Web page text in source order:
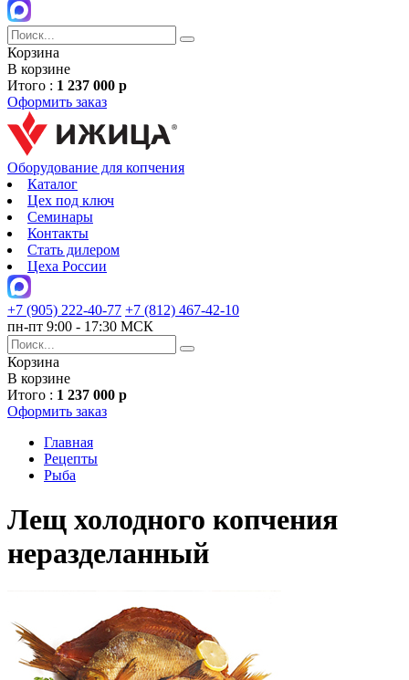
Корзина
В корзине
Итого : 1 237 000 р
Оформить заказ
Оборудование для копчения
Каталог
Цех под ключ
Семинары
Контакты
Стать дилером
Цеха России
+7 (905) 222-40-77 +7 (812) 467-42-10
пн-пт 9:00 - 17:30 МСК
Корзина
В корзине
Итого : 1 237 000 р
Оформить заказ
Главная
Рецепты
Рыба
Лещ холодного копчения
неразделанный